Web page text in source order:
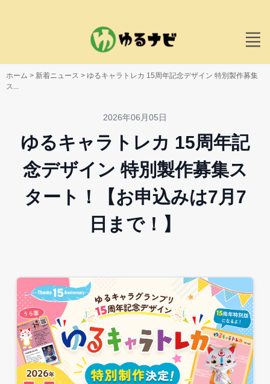
ホーム > 新着ニュース > ゆるキャラトレカ 15周年記念デザイン 特別製作募集
ス...
2026年06月05日
ゆるキャラトレカ 15周年記
念デザイン 特別製作募集ス
タート！【お申込みは7月7
日まで！】